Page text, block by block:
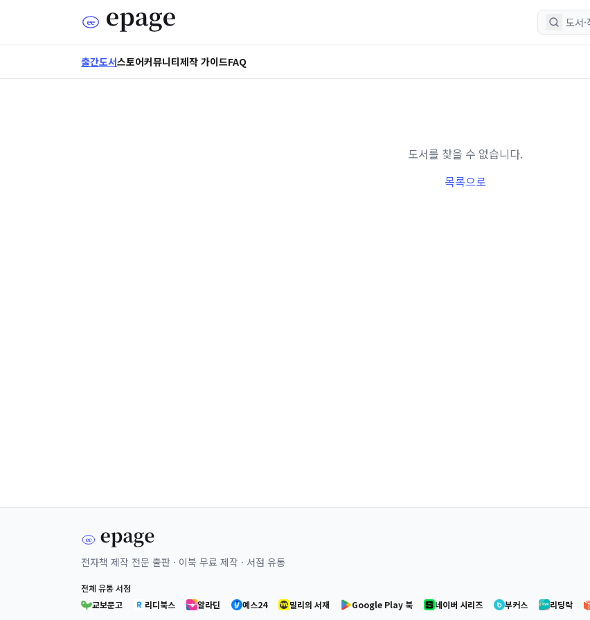
출간도서스토어커뮤니티제작 가이드FAQ
도서를 찾을 수 없습니다.
목록으로
전자책 제작 전문 출판 · 이북 무료 제작 · 서점 유통
전체 유통 서점
교보문고
리디북스 알라딘 예스24 밀리의 서재 Google Play 북 네이버 시리즈 부커스 리딩락